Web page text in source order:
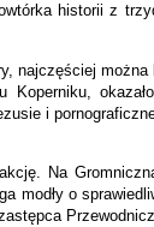
historii z
najczęściej
Koperniku,
i
Na
modły o